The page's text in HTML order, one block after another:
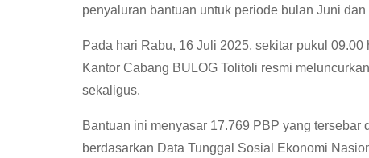
penyaluran bantuan untuk periode bulan Juni dan
Pada hari Rabu, 16 Juli 2025, sekitar pukul
Kantor Cabang BULOG Tolitoli resmi
sekaligus.
Bantuan ini menyasar 17.769 PBP yang
berdasarkan Data Tunggal Sosial Ekonomi